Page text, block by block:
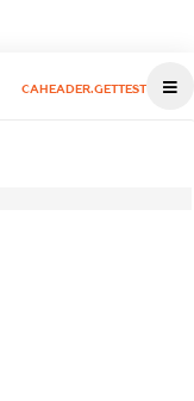
CAHEADER.GETTEST